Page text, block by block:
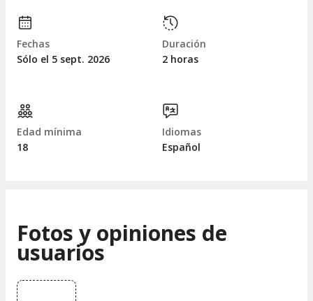
Fechas
Sólo el 5 sept. 2026
Duración
2 horas
Edad mínima
18
Idiomas
Español
Fotos y opiniones de
usuarios